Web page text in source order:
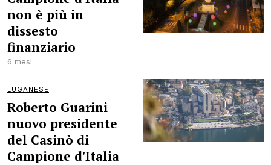
non è più in
dissesto
finanziario
6 mesi
LUGANESE
Roberto Guarini
nuovo presidente
del Casinò di
Campione d'Italia